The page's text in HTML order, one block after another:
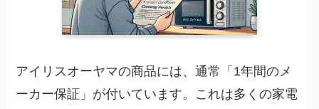
アイリスオーヤマの商品には、通常「1年間のメ
ーカー保証」が付いています。これは多くの家電